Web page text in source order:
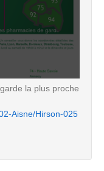
la plus proche
Aisne/Hirson-025